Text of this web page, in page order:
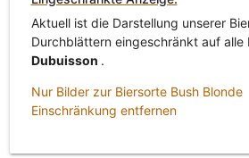
Aktuell ist die Darstellung unserer
Durchblättern eingeschränkt auf alle
Dubuisson .
Nur Bilder zur Biersorte Bush Blonde
Einschränkung entfernen